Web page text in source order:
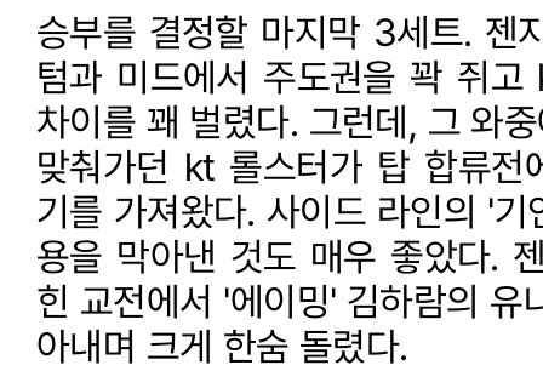
승부를 결정할 마지막 3세트. 젠
텀과 미드에서 주도권을 꽉 쥐
차이를 꽤 벌렸다. 그런데, 그 와
맞춰가던 kt 롤스터가 탑 합류전
기를 가져왔다. 사이드 라인의 '
용을 막아낸 것도 매우 좋았다.
힌 교전에서 '에이밍' 김하람의 유
아내며 크게 한숨 돌렸다.